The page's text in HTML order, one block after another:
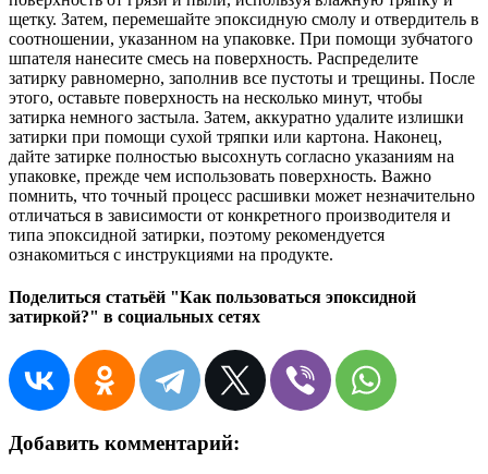
щетку. Затем, перемешайте эпоксидную смолу и отвердитель в
соотношении, указанном на упаковке. При помощи зубчатого
шпателя нанесите смесь на поверхность. Распределите
затирку равномерно, заполнив все пустоты и трещины. После
этого, оставьте поверхность на несколько минут, чтобы
затирка немного застыла. Затем, аккуратно удалите излишки
затирки при помощи сухой тряпки или картона. Наконец,
дайте затирке полностью высохнуть согласно указаниям на
упаковке, прежде чем использовать поверхность. Важно
помнить, что точный процесс расшивки может незначительно
отличаться в зависимости от конкретного производителя и
типа эпоксидной затирки, поэтому рекомендуется
ознакомиться с инструкциями на продукте.
Поделиться статьёй "Как пользоваться эпоксидной
затиркой?" в социальных сетях
Добавить комментарий: